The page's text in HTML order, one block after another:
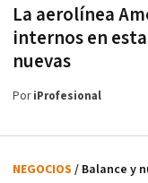
La aerolínea
internos en
nuevas
PoriProfesional
NEGOCIOS / Balance y